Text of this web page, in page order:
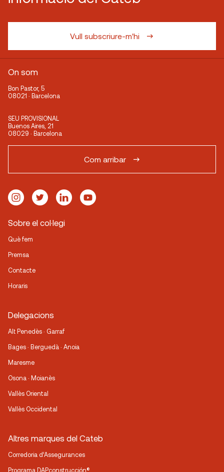
Vull subscriure-m'hi
On som
Bon Pastor, 5
08021 · Barcelona
SEU PROVISIONAL
Buenos Aires, 21
08029 · Barcelona
Com arribar
Sobre el col·legi
Què fem
Premsa
Contacte
Horaris
Delegacions
Alt Penedès · Garraf
Bages · Berguedà · Anoia
Maresme
Osona · Moianès
Vallès Oriental
Vallès Occidental
Altres marques del Cateb
Corredoria d’Assegurances
Programa DAPconstrucción®